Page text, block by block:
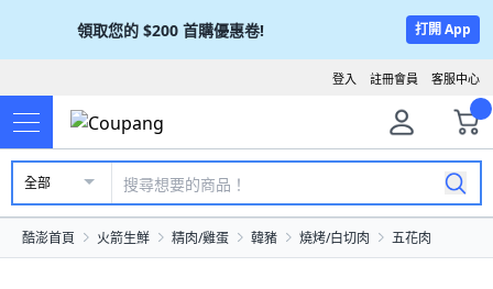
領取您的 $200 首購優惠卷! 打開 App
客服中心
註冊會員
登入
全部
酷澎首頁 火箭生鮮 精肉/雞蛋 韓豬 燒烤/白切肉 五花肉